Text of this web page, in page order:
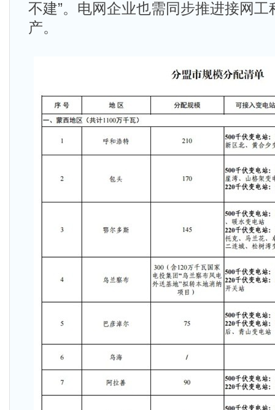
不建”。电网企业也需同步推进接网
产。